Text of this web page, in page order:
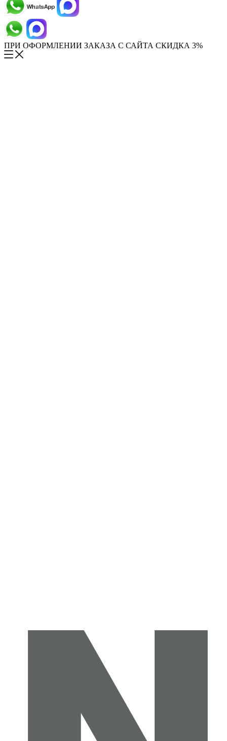
ПРИ ОФОРМЛЕНИИ ЗАКАЗА С САЙТА СКИДКА 3%